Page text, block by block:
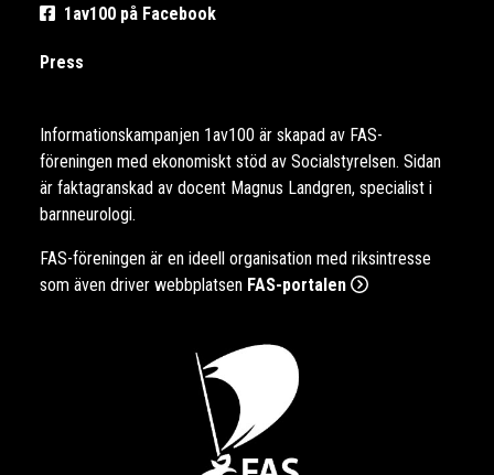
1av100 på Facebook
Press
Informationskampanjen 1av100 är skapad av FAS-
föreningen med ekonomiskt stöd av Socialstyrelsen. Sidan
är faktagranskad av docent Magnus Landgren, specialist i
barnneurologi.
FAS-föreningen är en ideell organisation med riksintresse
som även driver webbplatsen FAS-portalen